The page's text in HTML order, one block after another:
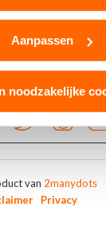
Aanpassen
noodzakelijke
van 2manydots
Privacy